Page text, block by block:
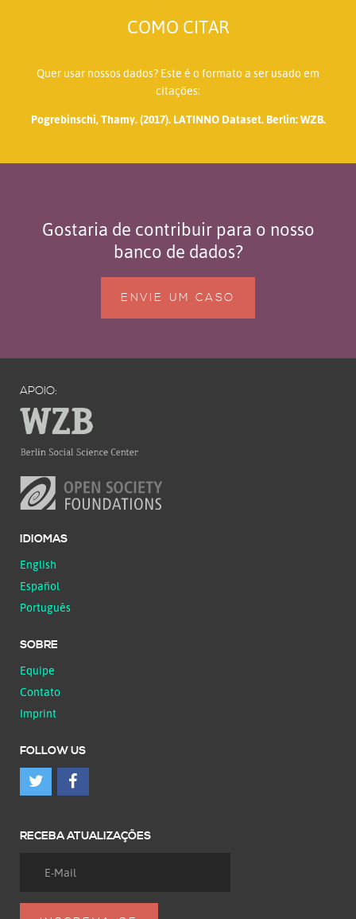
COMO CITAR
Quer usar nossos dados? Este é o formato a ser usado em
citações:
Pogrebinschi, Thamy. (2017). LATINNO Dataset. Berlin: WZB.
Gostaria de contribuir para o nosso
banco de dados?
ENVIE UM CASO
APOIO:
IDIOMAS
English
Español
Português
SOBRE
Equipe
Contato
Imprint
FOLLOW US
RECEBA ATUALIZAÇÕES